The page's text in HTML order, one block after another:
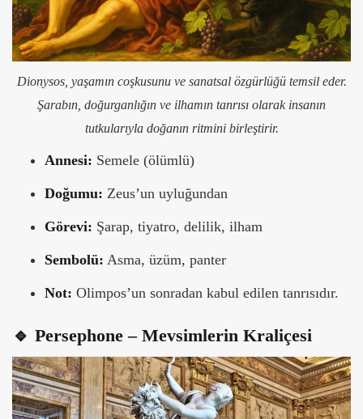
Dionysos, yaşamın coşkusunu ve sanatsal özgürlüğü temsil eder.
Şarabın, doğurganlığın ve ilhamın tanrısı olarak insanın
tutkularıyla doğanın ritmini birleştirir.
Annesi: Semele (ölümlü)
Doğumu: Zeus’un uyluğundan
Görevi: Şarap, tiyatro, delilik, ilham
Sembolü: Asma, üzüm, panter
Not: Olimpos’un sonradan kabul edilen tanrısıdır.
🔹 Persephone – Mevsimlerin Kraliçesi